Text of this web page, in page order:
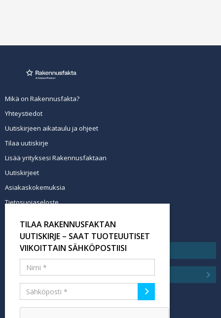
Mikä on Rakennusfakta?
Yhteystiedot
Uutiskirjeen aikataulu ja ohjeet
Tilaa uutiskirje
Lisää yrityksesi Rakennusfaktaan
Uutiskirjeet
Asiakaskokemuksia
Tietosuojaseloste
Tilaa uutiskirje
TILAA RAKENNUSFAKTAN
UUTISKIRJE – SAAT TUOTEUUTISET
VIIKOITTAIN SÄHKÖPOSTIISI